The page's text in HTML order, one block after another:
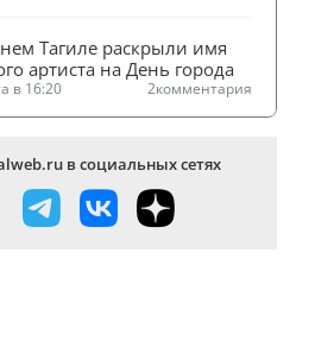
Тагиле раскрыли имя
артиста на День города
в 16:20 2комментария
в социальных сетях